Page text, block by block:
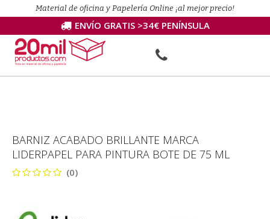
Material de oficina y Papelería Online ¡al mejor precio!
ENVÍO GRATIS >34€ PENÍNSULA
BARNIZ ACABADO BRILLANTE MARCA
LIDERPAPEL PARA PINTURA BOTE DE 75 ML
(0)